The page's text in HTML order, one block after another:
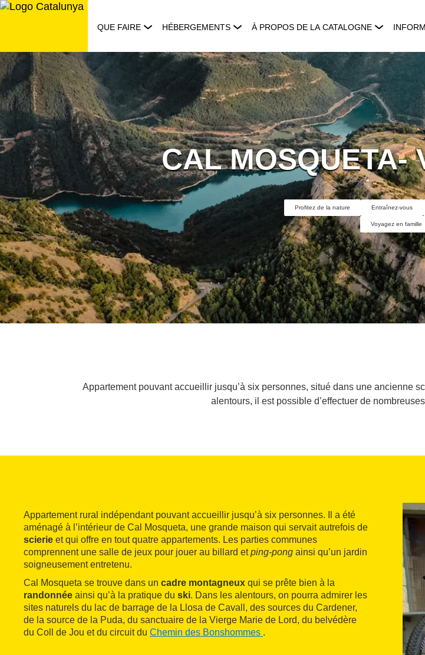
Aller
QUE FAIRE HÉBERGEMENTS À PROPOS DE LA CATALOGNE
CAL MOSQUETA-
Profitez de la nature Entraînez-vous
Voyagez en famille
Appartement pouvant accueillir jusqu’à six personnes, situé dans une ancienne
alentours, il est possible d’effectuer de
Appartement rural indépendant pouvant accueillir jusqu’à six personnes. Il a été
aménagé à l’intérieur de Cal Mosqueta, une grande maison qui servait autrefois de
scierie et qui offre en tout quatre appartements. Les parties communes
comprennent une salle de jeux pour jouer au billard etping-pong ainsi qu’un jardin
soigneusement entretenu.
Cal Mosqueta se trouve dans un cadre montagneux qui se prête bien à la
randonnée ainsi qu’à la pratique du ski. Dans les alentours, on pourra admirer les
sites naturels du lac de barrage de la Llosa de Cavall, des sources du Cardener,
de la source de la Puda, du sanctuaire de la Vierge Marie de Lord, du belvédère
du Coll de Jou et du circuit du Chemin des Bonshommes .